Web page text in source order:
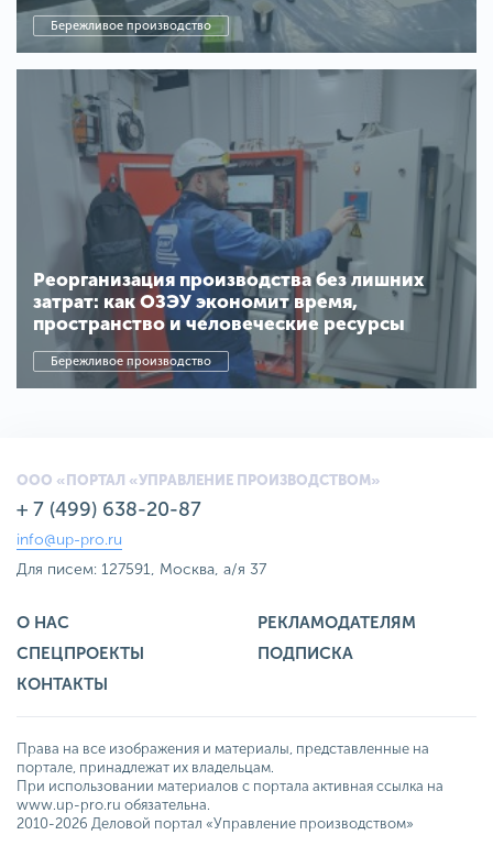
Бережливое производство
Реорганизация производства без лишних
затрат: как ОЗЭУ экономит время,
пространство и человеческие ресурсы
Бережливое производство
ООО «ПОРТАЛ «УПРАВЛЕНИЕ ПРОИЗВОДСТВОМ»
+ 7 (499) 638-20-87
info@up-pro.ru
Для писем: 127591, Москва, а/я 37
О НАС
РЕКЛАМОДАТЕЛЯМ
СПЕЦПРОЕКТЫ
ПОДПИСКА
КОНТАКТЫ
Права на все изображения и материалы, представленные на
портале, принадлежат их владельцам.
При использовании материалов с портала активная ссылка на
www.up-pro.ru обязательна.
2010-2026 Деловой портал «Управление производством»